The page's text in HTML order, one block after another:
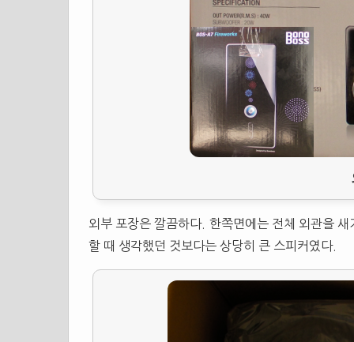
외부 포장은 깔끔하다. 한쪽면에는 전체 외관을
할 때 생각했던 것보다는 상당히 큰 스피커였다.